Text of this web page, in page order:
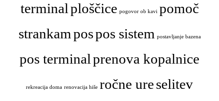
terminalploščice pogovor ob kavi pomoč
strankampospos sistem postavljanje bazena
pos terminalprenova kopalnice
rekreacija doma renovacija hiše ročne ureselitev